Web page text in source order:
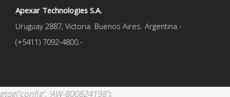
Apexar Technologies S.A.
Uruguay 2887, Victoria. Buenos Aires. Argentina.-
(+5411) 7092-4800.-
gtag('config', 'AW-800824198');